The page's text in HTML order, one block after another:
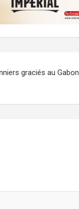
graciés au Gabon